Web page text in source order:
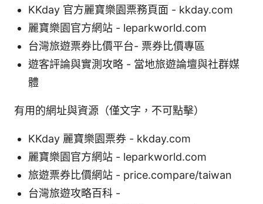
KKday 官方麗寶樂園票務頁面 - kkday.com
麗寶樂園官方網站 - leparkworld.com
台灣旅遊票券比價平台- 票券比價專區
遊客評論與實測攻略 - 當地旅遊論壇與社群媒
體
有用的網址與資源（僅文字，不可點擊）
KKday 麗寶樂園票券 - kkday.com
麗寶樂園官方網站 - leparkworld.com
旅遊票券比價網站 - price.compare/taiwan
台灣旅遊攻略百科 -